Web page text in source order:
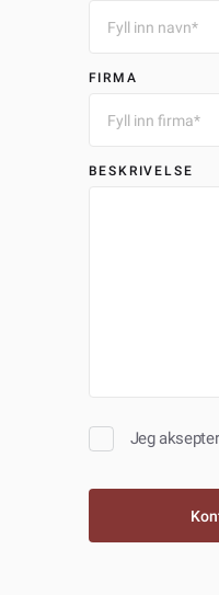
FIRMA
BESKRIVELSE
Jeg